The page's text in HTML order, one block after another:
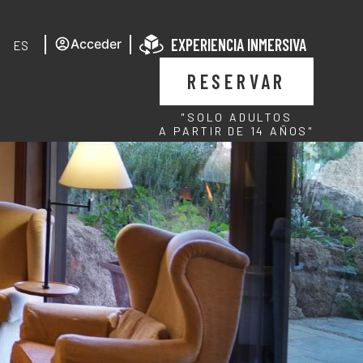
ES Acceder EXPERIENCIA INMERSIVA
RESERVAR
"SOLO ADULTOS
A PARTIR DE 14 AÑOS"